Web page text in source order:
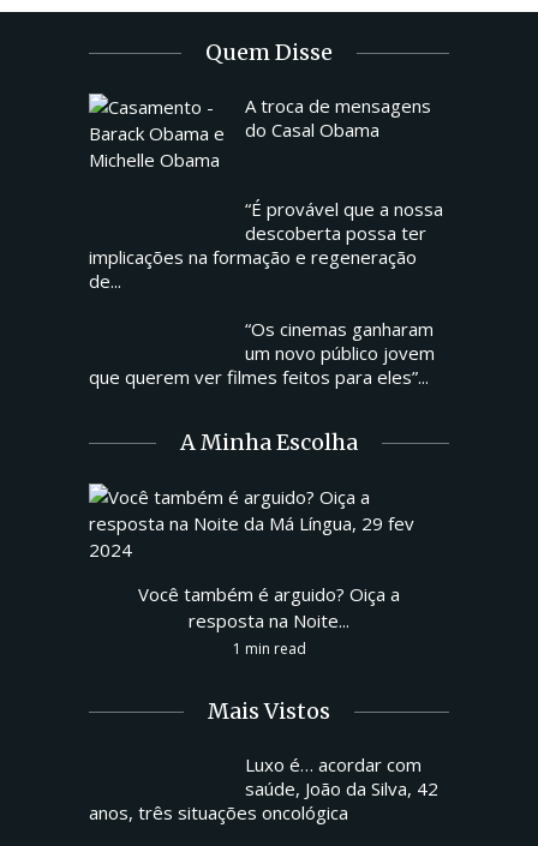
Quem Disse
A troca de mensagens
do Casal Obama
“É provável que a nossa
descoberta possa ter
implicações na formação e regeneração
de...
“Os cinemas ganharam
um novo público jovem
que querem ver filmes feitos para eles”...
A Minha Escolha
Você também é arguido? Oiça a
resposta na Noite...
1 min read
Mais Vistos
Luxo é… acordar com
saúde, João da Silva, 42
anos, três situações oncológica